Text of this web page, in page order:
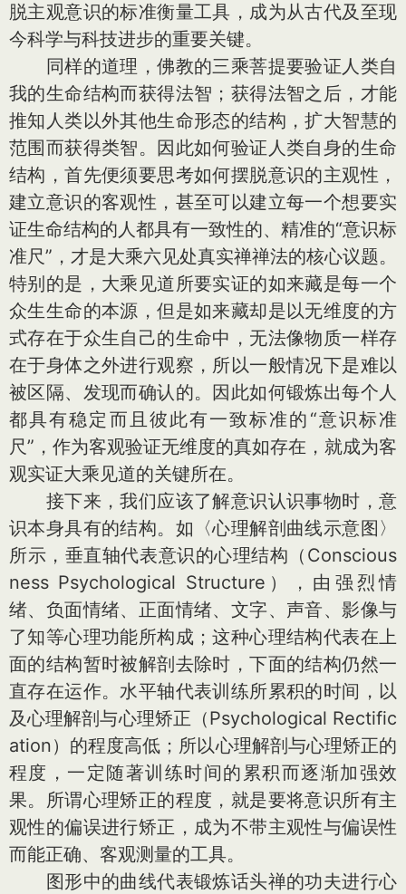
脱主观意识的标准衡量工具，成为从古代及至现
今科学与科技进步的重要关键。
同样的道理，佛教的三乘菩提要验证人类自
我的生命结构而获得法智；获得法智之后，才能
推知人类以外其他生命形态的结构，扩大智慧的
范围而获得类智。因此如何验证人类自身的生命
结构，首先便须要思考如何摆脱意识的主观性，
建立意识的客观性，甚至可以建立每一个想要实
证生命结构的人都具有一致性的、精准的“意识标
准尺”，才是大乘六见处真实禅禅法的核心议题。
特别的是，大乘见道所要实证的如来藏是每一个
众生生命的本源，但是如来藏却是以无维度的方
式存在于众生自己的生命中，无法像物质一样存
在于身体之外进行观察，所以一般情况下是难以
被区隔、发现而确认的。因此如何锻炼出每个人
都具有稳定而且彼此有一致标准的“意识标准
尺”，作为客观验证无维度的真如存在，就成为客
观实证大乘见道的关键所在。
接下来，我们应该了解意识认识事物时，意
识本身具有的结构。如〈心理解剖曲线示意图〉
所示，垂直轴代表意识的心理结构（Conscious
ness Psychological Structure），由强烈情
绪、负面情绪、正面情绪、文字、声音、影像与
了知等心理功能所构成；这种心理结构代表在上
面的结构暂时被解剖去除时，下面的结构仍然一
直存在运作。水平轴代表训练所累积的时间，以
及心理解剖与心理矫正（Psychological Rectific
ation）的程度高低；所以心理解剖与心理矫正的
程度，一定随著训练时间的累积而逐渐加强效
果。所谓心理矫正的程度，就是要将意识所有主
观性的偏误进行矫正，成为不带主观性与偏误性
而能正确、客观测量的工具。
图形中的曲线代表锻炼话头禅的功夫进行心